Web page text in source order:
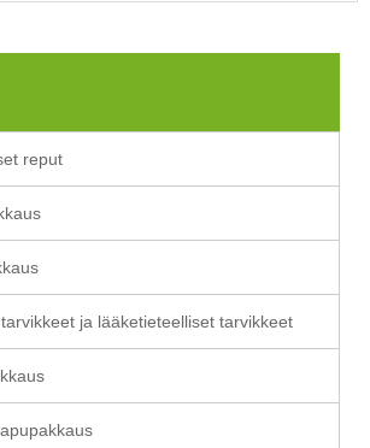
reput
ja lääketieteelliset tarvikkeet